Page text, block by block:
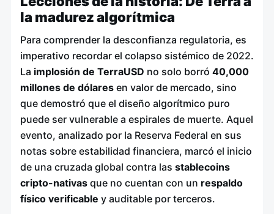
la madurez algorítmica
Para comprender la desconfianza regulatoria, es
imperativo recordar el colapso sistémico de 2022.
La implosión de TerraUSD no solo borró 40,000
millones de dólares en valor de mercado, sino
que demostró que el diseño algorítmico puro
puede ser vulnerable a espirales de muerte. Aquel
evento, analizado por la Reserva Federal en sus
notas sobre estabilidad financiera, marcó el inicio
de una cruzada global contra las stablecoins
cripto-nativas que no cuentan con un respaldo
físico verificable y auditable por terceros.